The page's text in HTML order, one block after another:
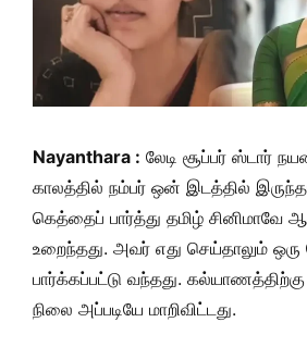
Nayanthara : லேடி சூப்பர் ஸ்டார்
காலத்தில் நம்பர் ஒன் இடத்தில்
கெத்தைப் பார்த்து தமிழ் சினிமாவே
உறைந்தது. அவர் எது செய்தாலும் ஒரு
பார்க்கப்பட்டு வந்தது. கல்யாணத்திற்கு
நிலை அப்படியே மாறிவிட்டது.